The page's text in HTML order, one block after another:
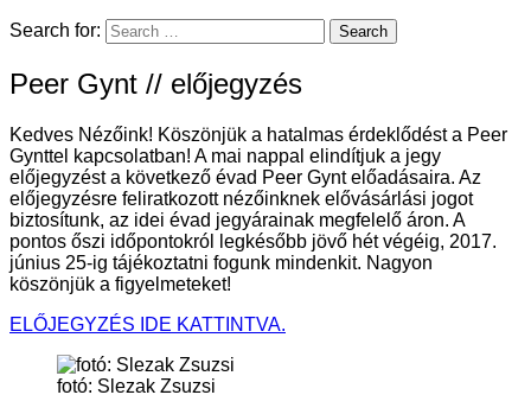
Search for:
Peer Gynt // előjegyzés
Kedves Nézőink! Köszönjük a hatalmas érdeklődést a Peer
Gynttel kapcsolatban! A mai nappal elindítjuk a jegy
előjegyzést a következő évad Peer Gynt előadásaira. Az
előjegyzésre feliratkozott nézőinknek elővásárlási jogot
biztosítunk, az idei évad jegyárainak megfelelő áron. A
pontos őszi időpontokról legkésőbb jövő hét végéig, 2017.
június 25-ig tájékoztatni fogunk mindenkit. Nagyon
köszönjük a figyelmeteket!
ELŐJEGYZÉS IDE KATTINTVA.
fotó: Slezak Zsuzsi